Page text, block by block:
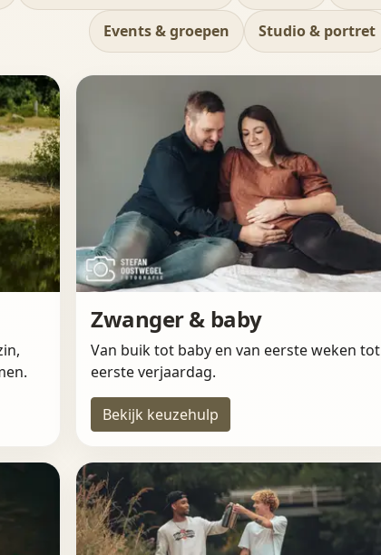
Events & groepen Studio & portret
Zwanger & baby
Van buik tot baby en van eerste weken tot
eerste verjaardag.
Bekijk keuzehulp